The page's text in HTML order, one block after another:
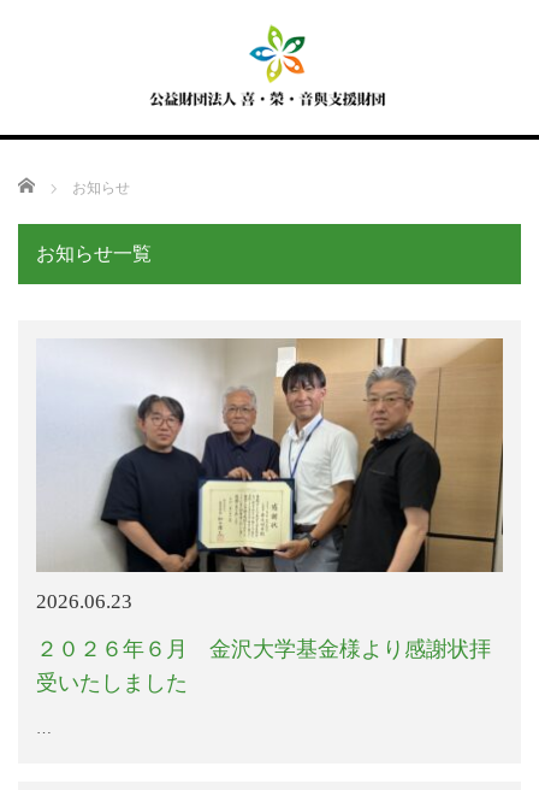
Home お知らせ
お知らせ一覧
2026.06.23
２０２６年６月 金沢大学基金様より感謝状拝
受いたしました
…